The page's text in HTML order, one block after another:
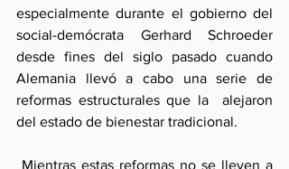
especialmente durante el gobierno del
social-demócrata Gerhard Schroeder
desde fines del siglo pasado cuando
Alemania llevó a cabo una serie de
reformas estructurales que la  alejaron
del estado de bienestar tradicional.